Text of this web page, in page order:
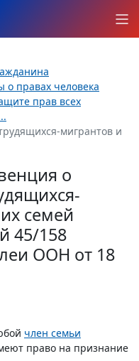
правах человека
прав всех
мигрантов и
о
семей
45/158
ООН от 18
член семьи
право на признание